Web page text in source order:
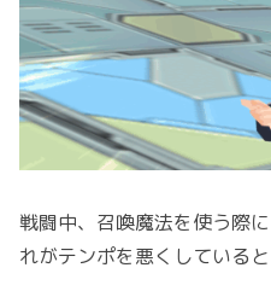
戦闘中、召喚魔法を使う際
れがテンポを悪くしている